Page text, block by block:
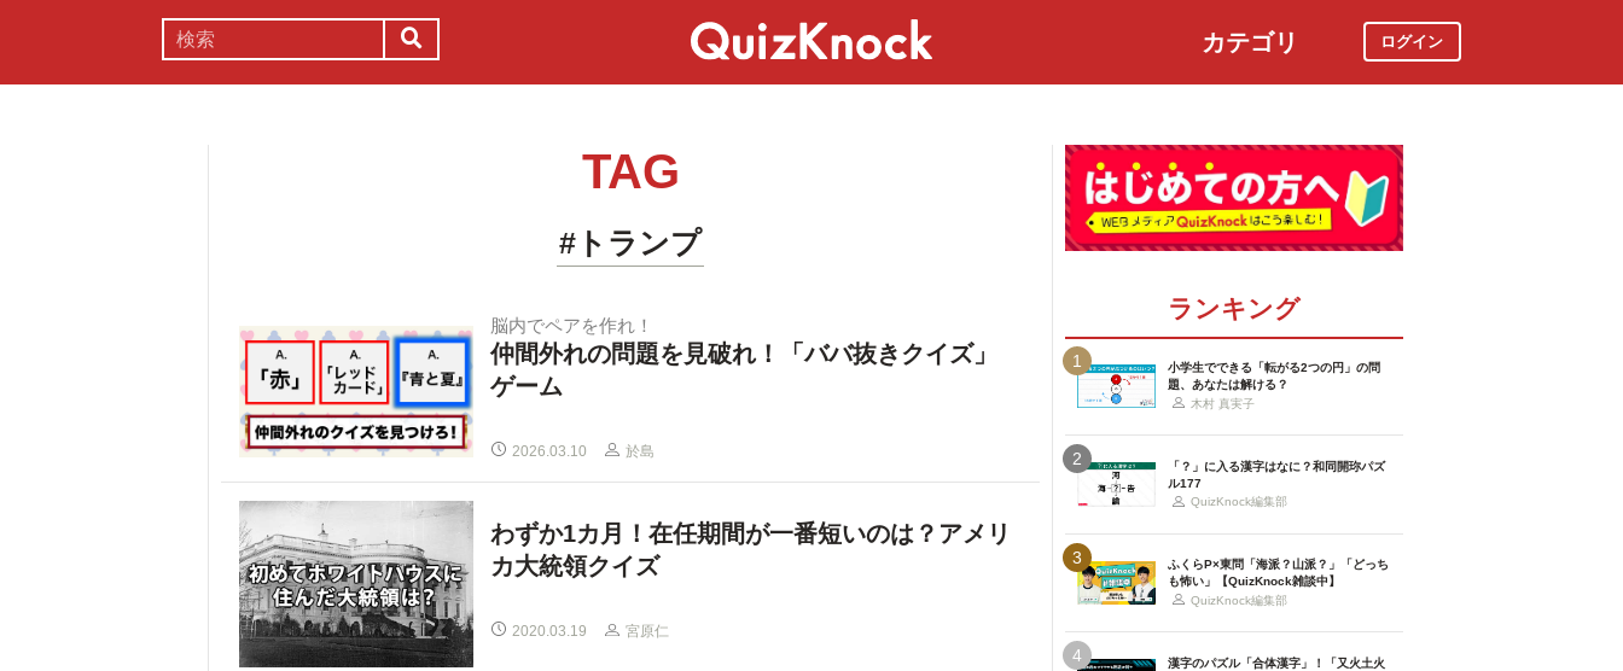
カテゴリ ログイン
TAG
#トランプ
脳内でペアを作れ！
仲間外れの問題を見破れ！「ババ抜きクイズ」
ゲーム
2026.03.10 於島
わずか1カ月！在任期間が一番短いのは？アメリ
カ大統領クイズ
2020.03.19 宮原仁
ランキング
1
小学生でできる「転がる2つの円」の問
題、あなたは解ける？
木村 真実子
2
「？」に入る漢字はなに？和同開珎パズ
ル177
QuizKnock編集部
3
ふくらP×東問「海派？山派？」「どっち
も怖い」【QuizKnock雑談中】
QuizKnock編集部
4
漢字のパズル「合体漢字」！「又火土火